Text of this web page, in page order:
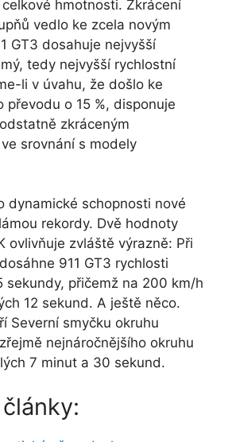
hmotnosti. Zkrácení
vedlo ke zcela novým
GT3 dosahuje nejvyšší
tedy nejvyšší rychlostní
li v úvahu, že došlo ke
převodu o 15 %, disponuje
zkráceným
srovnání s modely
dynamické schopnosti nové
rekordy. Dvě hodnoty
ovlivňuje zvláště výrazně: Při
911 GT3 rychlosti
sekundy, přičemž na 200 km/h
12 sekund. A ještě něco.
Severní smyčku okruhu
nejnáročnějšího okruhu
7 minut a 30 sekund.